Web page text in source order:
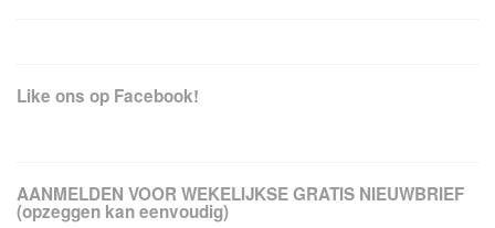
Like ons op Facebook!
AANMELDEN VOOR WEKELIJKSE GRATIS NIEUWBRIEF
(opzeggen kan eenvoudig)